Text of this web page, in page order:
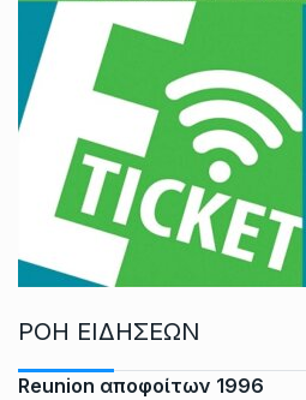
ΡΟΗ ΕΙΔΗΣΕΩΝ
Reunion αποφοίτων 1996